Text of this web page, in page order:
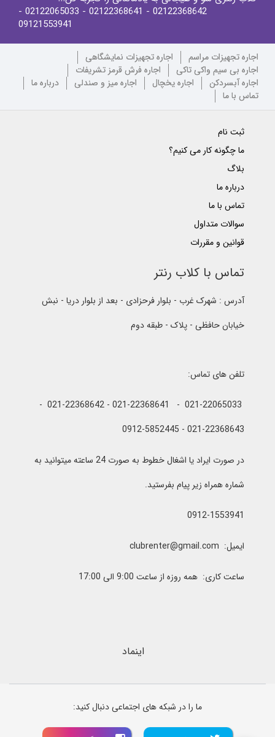
02122368642
- 02122368641
- 02122065033
-
09121553941
اجاره تجهیزات مراسم
اجاره تجهیزات نمایشگاهی
اجاره بی سیم واکی تاکی
اجاره فرش قرمز تشریفات
اجاره آبسردکن
اجاره یخچال اجاره میز و صندلی
درباره ما
تماس با ما
ثبت نام
ما چگونه کار می کنیم؟
بلاگ
درباره ما
تماس با ما
سوالات متداول
قوانین و مقررات
تماس با کلاب رنتر
آدرس : شهرک غرب - بلوار فرحزادی - بعد از بلوار دریا - نبش
خیابان حافظی - پلاک - طبقه دوم
تلفن های تماس:
021-22065033 - 021-22368641 - 021-22368642 -
021-22368643 - 0912-5852445
در صورت ایراد یا اشغال خطوط به صورت 24 ساعته میتوانید به
شماره همراه زیر پیام بفرستید.
0912-1553941
ایمیل: clubrenter@gmail.com
ساعت کاری: همه روزه از ساعت 9:00 الی 17:00
اینماد
ما را در شبکه های اجتماعی دنبال کنید: